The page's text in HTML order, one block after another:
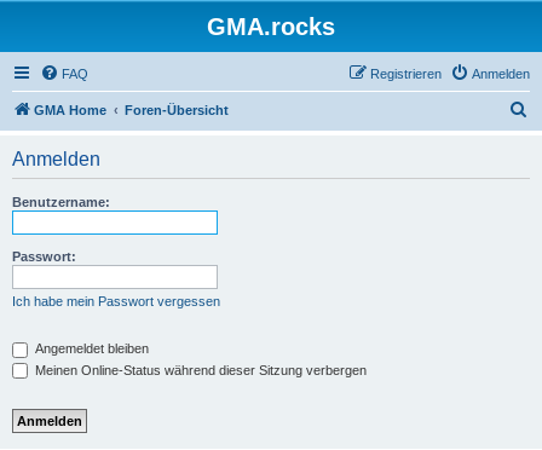
GMA.rocks
FAQ Anmelden
Registrieren
GMA Home Foren-Übersicht
Anmelden
Benutzername:
Passwort:
Ich habe mein Passwort vergessen
Angemeldet bleiben
Meinen Online-Status während dieser Sitzung verbergen